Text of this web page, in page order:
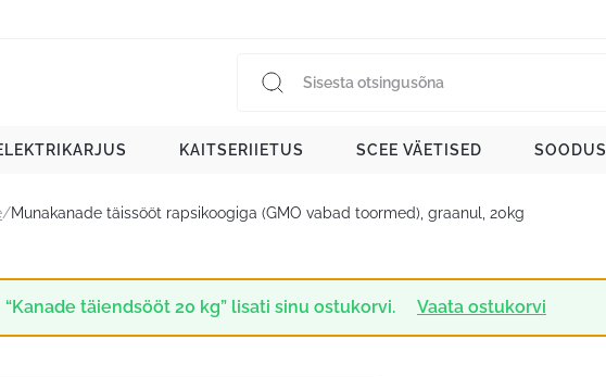
KAITSERIIETUS SCEE VÄETISED SOODUS
/Munakanade täissööt rapsikoogiga (GMO vabad toormed), graanul, 20kg
“Kanade täiendsööt 20 kg” lisati sinu ostukorvi. Vaata ostukorvi